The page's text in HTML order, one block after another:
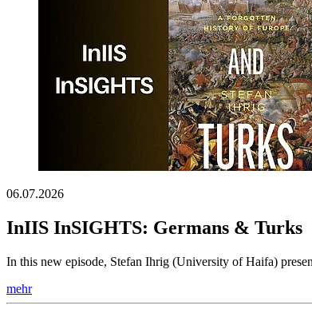
06.07.2026
InIIS InSIGHTS: Germans & Turks
In this new episode, Stefan Ihrig (University of Haifa)
mehr